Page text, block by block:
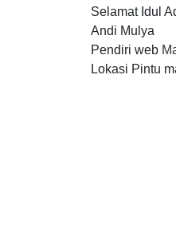
Selamat Idul
Andi Mulya
Pendiri web
Lokasi Pintu